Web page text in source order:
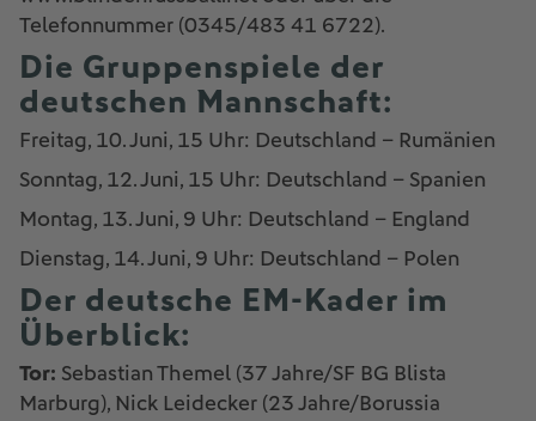
Telefonnummer (0345/483 41 6722).
Die Gruppenspiele der
deutschen Mannschaft:
Freitag, 10. Juni, 15 Uhr: Deutschland – Rumänien
Sonntag, 12. Juni, 15 Uhr: Deutschland – Spanien
Montag, 13. Juni, 9 Uhr: Deutschland – England
Dienstag, 14. Juni, 9 Uhr: Deutschland – Polen
Der deutsche EM-Kader im
Überblick:
Tor: Sebastian Themel (37 Jahre/SF BG Blista
Marburg), Nick Leidecker (23 Jahre/Borussia